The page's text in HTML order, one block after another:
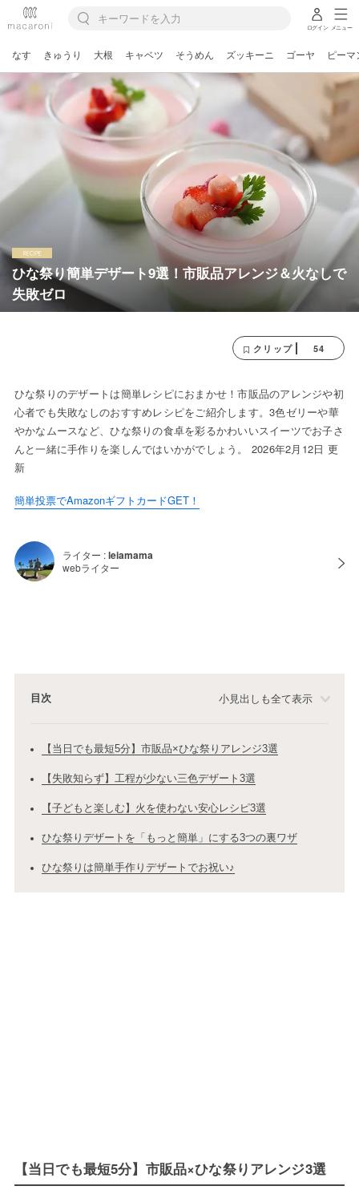
ログイン メニュー
なす きゅうり 大根 キャベツ そうめん ズッキーニ ゴーヤ ピーマ
ひな祭り簡単デザート9選！市販品アレンジ＆火なしで
失敗ゼロ
クリップ 54
ひな祭りのデザートは簡単レシピにおまかせ！市販品のアレンジや初
心者でも失敗なしのおすすめレシピをご紹介します。3色ゼリーや華
やかなムースなど、ひな祭りの食卓を彩るかわいいスイーツでお子さ
んと一緒に手作りを楽しんではいかがでしょう。 2026年2月12日 更
新
簡単投票でAmazonギフトカードGET！
ライター :leiamama
webライター
目次 小見出しも全て表示
【当日でも最短5分】市販品×ひな祭りアレンジ3選
【失敗知らず】工程が少ない三色デザート3選
【子どもと楽しむ】火を使わない安心レシピ3選
ひな祭りデザートを「もっと簡単」にする3つの裏ワザ
ひな祭りは簡単手作りデザートでお祝い♪
【当日でも最短5分】市販品×ひな祭りアレンジ3選